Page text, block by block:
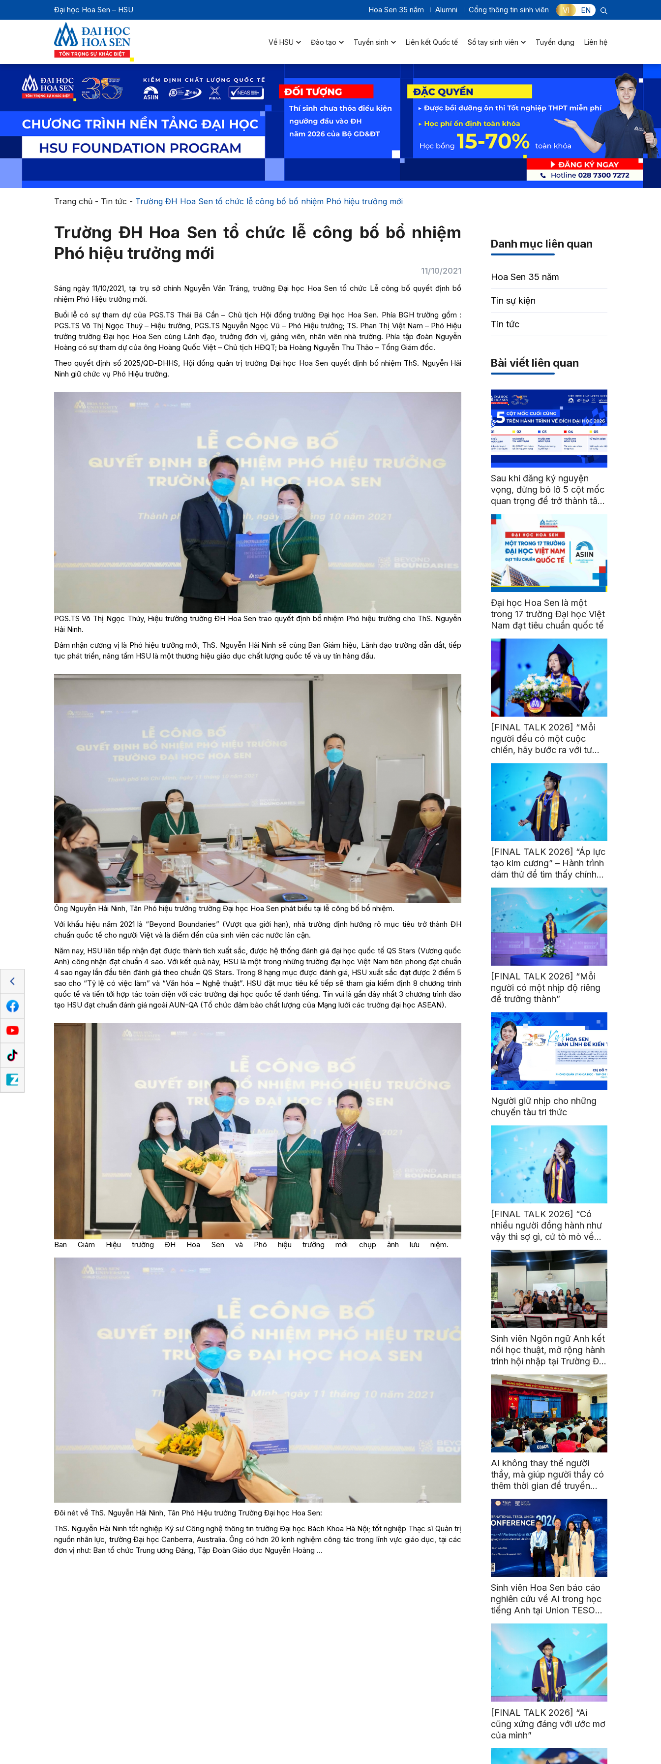
Đại học Hoa Sen – HSU Hoa Sen 35 năm Alumni Cổng thông tin sinh viên VI EN
Về HSU Đào tạo Tuyển sinh Liên kết Quốc tế Sổ tay sinh viên Tuyển dụng Liên hệ
Trang chủ- Tin tức - Trường ĐH Hoa Sen tổ chức lễ công bố bổ nhiệm Phó hiệu trưởng mới
Trường ĐH Hoa Sen tổ chức lễ công bố bổ nhiệm
Phó hiệu trưởng mới
11/10/2021
Sáng ngày 11/10/2021, tại trụ sở chính Nguyễn Văn Tráng, trường Đại học Hoa Sen tổ chức Lễ công bố quyết định bổ
nhiệm Phó Hiệu trưởng mới.
Buổi lễ có sự tham dự của PGS.TS Thái Bá Cần – Chủ tịch Hội đồng trường Đại học Hoa Sen. Phía BGH trường gồm :
PGS.TS Võ Thị Ngọc Thuý – Hiệu trưởng, PGS.TS Nguyễn Ngọc Vũ – Phó Hiệu trưởng; TS. Phan Thị Việt Nam – Phó Hiệu
trưởng trường Đại học Hoa Sen cùng Lãnh đạo, trưởng đơn vị, giảng viên, nhân viên nhà trường. Phía tập đoàn Nguyễn
Hoàng có sự tham dự của ông Hoàng Quốc Việt – Chủ tịch HĐQT; bà Hoàng Nguyễn Thu Thảo – Tổng Giám đốc.
Theo quyết định số 2025/QĐ-ĐHHS, Hội đồng quản trị trường Đại học Hoa Sen quyết định bổ nhiệm ThS. Nguyễn Hải
Ninh giữ chức vụ Phó Hiệu trưởng.
PGS.TS Võ Thị Ngọc Thúy, Hiệu trưởng trường ĐH Hoa Sen trao quyết định bổ nhiệm Phó hiệu trưởng cho ThS. Nguyễn
Hải Ninh.
Đảm nhận cương vị là Phó hiệu trưởng mới, ThS. Nguyễn Hải Ninh sẽ cùng Ban Giám hiệu, Lãnh đạo trường dẫn dắt, tiếp
tục phát triển, nâng tầm HSU là một thương hiệu giáo dục chất lượng quốc tế và uy tín hàng đầu.
Ông Nguyễn Hải Ninh, Tân Phó hiệu trưởng trường Đại học Hoa Sen phát biểu tại lễ công bố bổ nhiệm.
Với khẩu hiệu năm 2021 là “Beyond Boundaries” (Vượt qua giới hạn), nhà trường định hướng rõ mục tiêu trở thành ĐH
chuẩn quốc tế cho người Việt và là điểm đến của sinh viên các nước lân cận.
Năm nay, HSU liên tiếp nhận đạt được thành tích xuất sắc, được hệ thống đánh giá đại học quốc tế QS Stars (Vương quốc
Anh) công nhận đạt chuẩn 4 sao. Với kết quả này, HSU là một trong những trường đại học Việt Nam tiên phong đạt chuẩn
4 sao ngay lần đầu tiên đánh giá theo chuẩn QS Stars. Trong 8 hạng mục được đánh giá, HSU xuất sắc đạt được 2 điểm 5
sao cho “Tỷ lệ có việc làm” và “Văn hóa – Nghệ thuật”. HSU đặt mục tiêu kế tiếp sẽ tham gia kiểm định 8 chương trình
quốc tế và tiến tới hợp tác toàn diện với các trường đại học quốc tế danh tiếng. Tin vui là gần đây nhất 3 chương trình đào
tạo HSU đạt chuẩn đánh giá ngoài AUN-QA (Tổ chức đảm bảo chất lượng của Mạng lưới các trường đại học ASEAN).
Ban Giám Hiệu trường ĐH Hoa Sen và Phó hiệu trưởng mới chụp ảnh lưu niệm.
Đôi nét về ThS. Nguyễn Hải Ninh, Tân Phó Hiệu trưởng Trường Đại học Hoa Sen:
ThS. Nguyễn Hải Ninh tốt nghiệp Kỹ sư Công nghệ thông tin trường Đại học Bách Khoa Hà Nội; tốt nghiệp Thạc sĩ Quản trị
nguồn nhân lực, trường Đại học Canberra, Australia. Ông có hơn 20 kinh nghiệm công tác trong lĩnh vực giáo dục, tại các
đơn vị như: Ban tổ chức Trung ương Đảng, Tập Đoàn Giáo dục Nguyễn Hoàng …
Danh mục liên quan
Hoa Sen 35 năm
Tin sự kiện
Tin tức
Bài viết liên quan
Sau khi đăng ký nguyện
vọng, đừng bỏ lỡ 5 cột mốc
quan trọng để trở thành tân
sinh viên HSU
Đại học Hoa Sen là một
trong 17 trường Đại học Việt
Nam đạt tiêu chuẩn quốc tế
[FINAL TALK 2026] “Mỗi
người đều có một cuộc
chiến, hãy bước ra với tư
thế của người chiến thắng”
[FINAL TALK 2026] “Áp lực
tạo kim cương” – Hành trình
dám thử để tìm thấy chính
mình
[FINAL TALK 2026] “Mỗi
người có một nhịp độ riêng
để trưởng thành”
Người giữ nhịp cho những
chuyến tàu tri thức
[FINAL TALK 2026] “Có
nhiều người đồng hành như
vậy thì sợ gì, cứ tò mò về
thế giới thôi”
Sinh viên Ngôn ngữ Anh kết
nối học thuật, mở rộng hành
trình hội nhập tại Trường Đại
học Quốc gia Malaysia
AI không thay thế người
thầy, mà giúp người thầy có
thêm thời gian để truyền
cảm hứng
Sinh viên Hoa Sen báo cáo
nghiên cứu về AI trong học
tiếng Anh tại Union TESOL
2026 ở Singapore
[FINAL TALK 2026] “Ai
cũng xứng đáng với ước mơ
của mình”